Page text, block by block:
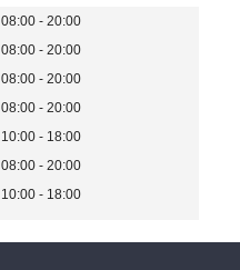
08:00
20:00
08:00
20:00
08:00
20:00
08:00
20:00
10:00
18:00
08:00
20:00
10:00 18:00